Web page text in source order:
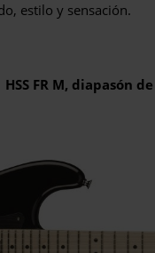
estilo y sensación.
FR M, diapasón